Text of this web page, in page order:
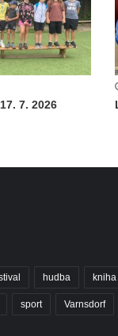
7. 2026
hudba kniha
sport Varnsdorf